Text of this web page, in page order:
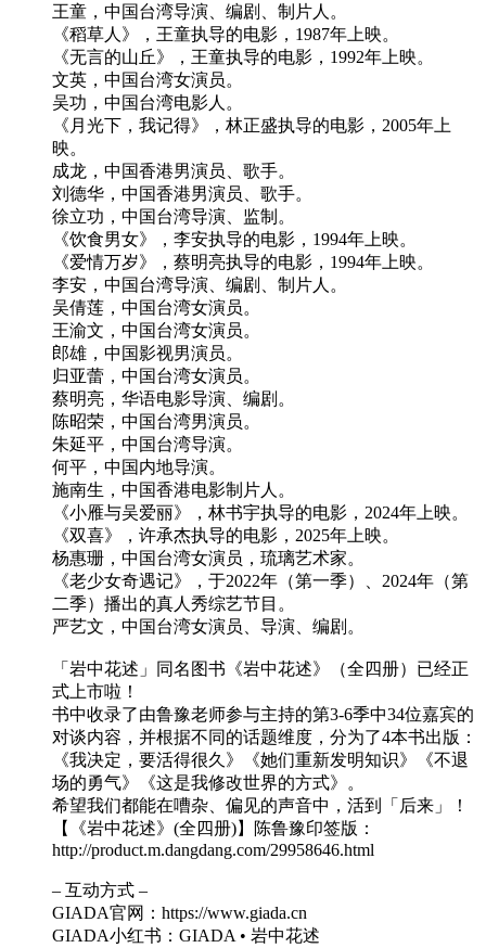
王童，中国台湾导演、编剧、制片人。
《稻草人》，王童执导的电影，1987年上映。
《无言的山丘》，王童执导的电影，1992年上映。
文英，中国台湾女演员。
吴功，中国台湾电影人。
《月光下，我记得》，林正盛执导的电影，2005年上
映。
成龙，中国香港男演员、歌手。
刘德华，中国香港男演员、歌手。
徐立功，中国台湾导演、监制。
《饮食男女》，李安执导的电影，1994年上映。
《爱情万岁》，蔡明亮执导的电影，1994年上映。
李安，中国台湾导演、编剧、制片人。
吴倩莲，中国台湾女演员。
王渝文，中国台湾女演员。
郎雄，中国影视男演员。
归亚蕾，中国台湾女演员。
蔡明亮，华语电影导演、编剧。
陈昭荣，中国台湾男演员。
朱延平，中国台湾导演。
何平，中国内地导演。
施南生，中国香港电影制片人。
《小雁与吴爱丽》，林书宇执导的电影，2024年上映。
《双喜》，许承杰执导的电影，2025年上映。
杨惠珊，中国台湾女演员，琉璃艺术家。
《老少女奇遇记》，于2022年（第一季）、2024年（第
二季）播出的真人秀综艺节目。
严艺文，中国台湾女演员、导演、编剧。
「岩中花述」同名图书《岩中花述》（全四册）已经正
式上市啦！
书中收录了由鲁豫老师参与主持的第3-6季中34位嘉宾的
对谈内容，并根据不同的话题维度，分为了4本书出版：
《我决定，要活得很久》《她们重新发明知识》《不退
场的勇气》《这是我修改世界的方式》。
希望我们都能在嘈杂、偏见的声音中，活到「后来」！
【《岩中花述》(全四册)】陈鲁豫印签版：
http://product.m.dangdang.com/29958646.html
– 互动方式 –
GIADA官网：https://www.giada.cn
GIADA小红书：GIADA • 岩中花述